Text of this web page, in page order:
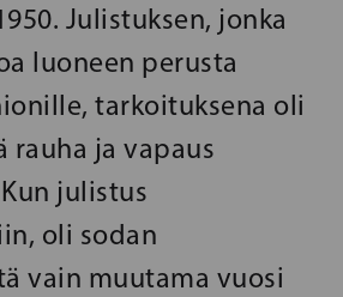
Julistuksen, jonka
luoneen perusta
tarkoituksena oli
rauha ja vapaus
julistus
oli sodan
vain muutama vuosi